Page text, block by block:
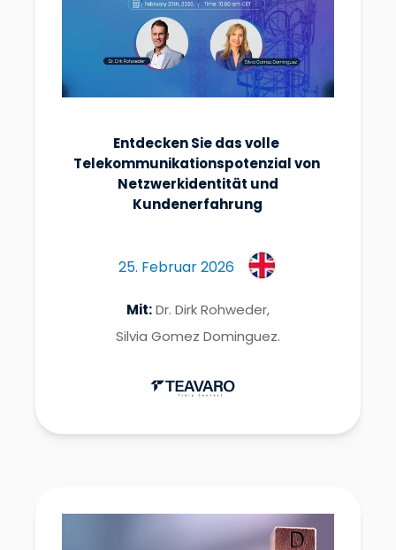
Entdecken Sie das volle
Telekommunikationspotenzial von
Netzwerkidentität und
Kundenerfahrung
25. Februar 2026
Mit:Dr. Dirk Rohweder,
Silvia Gomez Dominguez.